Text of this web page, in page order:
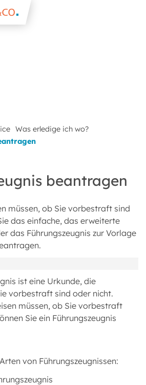
Was erledige ich wo?
beantragen
müssen, ob Sie vorbestraft sind
das einfache, das erweiterte
das Führungszeugnis zur Vorlage
ist eine Urkunde, die
vorbestraft sind oder nicht.
müssen, ob Sie vorbestraft
Sie ein Führungszeugnis
von Führungszeugnissen: